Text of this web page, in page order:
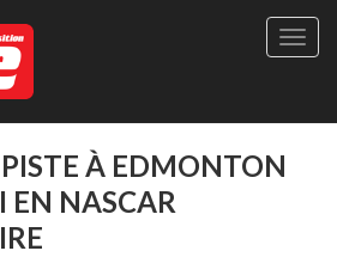
Site
À EDMONTON
EN NASCAR